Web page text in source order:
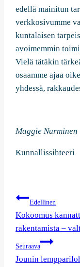
edellä mainitun
verkkosivumme
kuntalaisen
avoimemmin
Vielä tätäkin
osaamme ajaa
yhdessä,
Maggie Nurminen
Kunnallissihteeri
selaus
Edellinen
Kokoomus
rakentamista –
Seuraava
Jounin